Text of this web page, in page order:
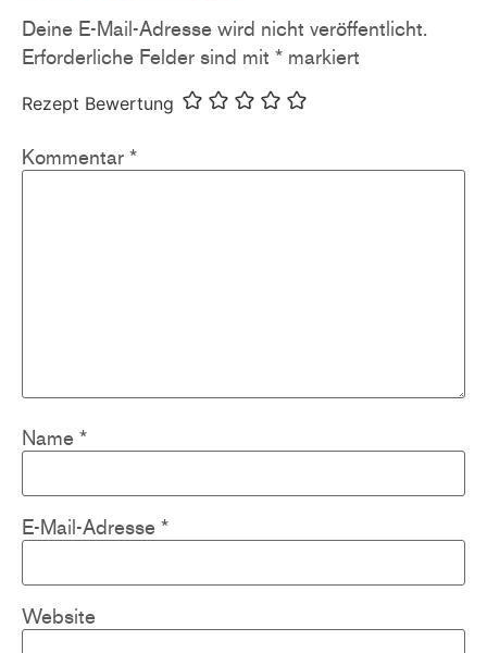
Deine E-Mail-Adresse wird nicht veröffentlicht.
Erforderliche Felder sind mit * markiert
Rezept Bewertung
Kommentar *
Name *
E-Mail-Adresse *
Website